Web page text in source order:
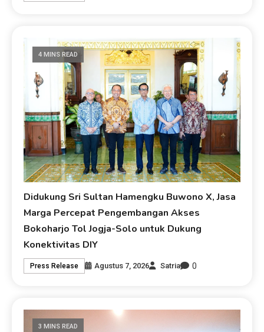
4 MINS READ
Didukung Sri Sultan Hamengku Buwono X, Jasa
Marga Percepat Pengembangan Akses
Bokoharjo Tol Jogja-Solo untuk Dukung
Konektivitas DIY
Press Release Agustus 7, 2026 Satria 0
3 MINS READ